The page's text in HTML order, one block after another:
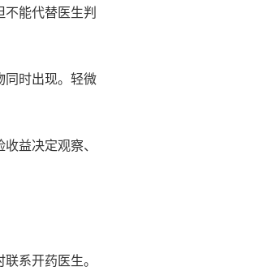
能代替医生判
同时出现。轻微
益决定观察、
系开药医生。